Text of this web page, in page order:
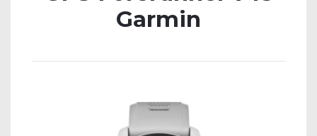
Garmin